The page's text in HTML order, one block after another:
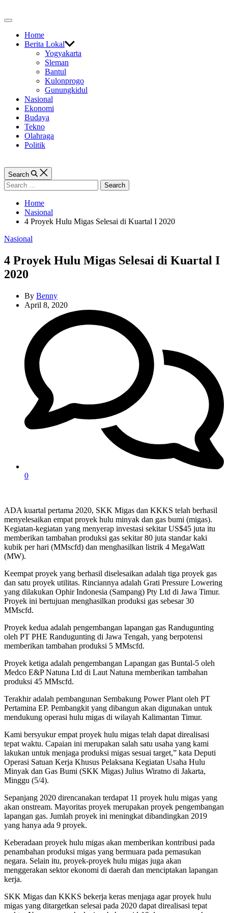
to
Off
CanvasHome
Berita Lokal
Yogyakarta
Sleman
Bantul
Kulonprogo
Gunungkidul
Nasional
Ekonomi
Budaya
Tekno
Olahraga
Politik
Search
Search
for:
Home
Nasional
4 Proyek Hulu Migas Selesai di Kuartal I 2020
Categories
Nasional
4 Proyek Hulu Migas Selesai di Kuartal I
2020
By Benny
April 8, 2020
0
ADA kuartal pertama 2020, SKK Migas dan KKKS telah berhasil
menyelesaikan empat proyek hulu minyak dan gas bumi (migas).
Kegiatan-kegiatan yang menyerap investasi sekitar US$45 juta itu
memberikan tambahan produksi gas sekitar 80 juta standar kaki
kubik per hari (MMscfd) dan menghasilkan listrik 4 MegaWatt
(MW).
Keempat proyek yang berhasil diselesaikan adalah tiga proyek gas
dan satu proyek utilitas. Rinciannya adalah Grati Pressure Lowering
yang dilakukan Ophir Indonesia (Sampang) Pty Ltd di Jawa Timur.
Proyek ini bertujuan menghasilkan produksi gas sebesar 30
MMscfd.
Proyek kedua adalah pengembangan lapangan gas Randugunting
oleh PT PHE Randugunting di Jawa Tengah, yang berpotensi
memberikan tambahan produksi 5 MMscfd.
Proyek ketiga adalah pengembangan Lapangan gas Buntal-5 oleh
Medco E&P Natuna Ltd di Laut Natuna memberikan tambahan
produksi 45 MMscfd.
Terakhir adalah pembangunan Sembakung Power Plant oleh PT
Pertamina EP. Pembangkit yang dibangun akan digunakan untuk
mendukung operasi hulu migas di wilayah Kalimantan Timur.
Kami bersyukur empat proyek hulu migas telah dapat direalisasi
tepat waktu. Capaian ini merupakan salah satu usaha yang kami
lakukan untuk menjaga produksi migas sesuai target,” kata Deputi
Operasi Satuan Kerja Khusus Pelaksana Kegiatan Usaha Hulu
Minyak dan Gas Bumi (SKK Migas) Julius Wiratno di Jakarta,
Minggu (5/4).
Sepanjang 2020 direncanakan terdapat 11 proyek hulu migas yang
akan onstream. Mayoritas proyek merupakan proyek pengembangan
lapangan gas. Jumlah proyek ini meningkat dibandingkan 2019
yang hanya ada 9 proyek.
Keberadaan proyek hulu migas akan memberikan kontribusi pada
penambahan produksi migas yang bermuara pada pemasukan
negara. Selain itu, proyek-proyek hulu migas juga akan
menggerakan sektor ekonomi di daerah dan menciptakan lapangan
kerja.
SKK Migas dan KKKS bekerja keras menjaga agar proyek hulu
migas yang ditargetkan selesai pada 2020 dapat direalisasi tepat